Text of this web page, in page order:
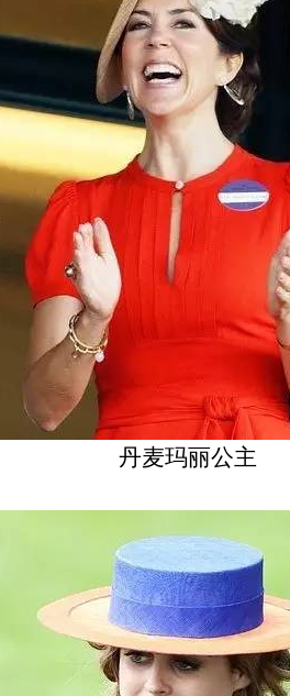
丹麦玛丽公主